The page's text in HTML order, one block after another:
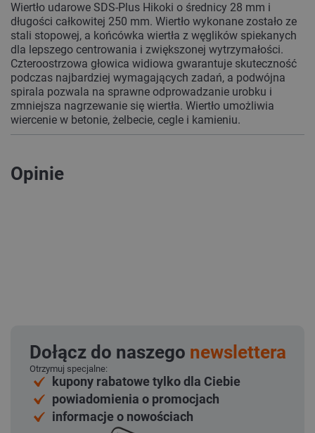
Wiertło udarowe SDS-Plus Hikoki o średnicy 28 mm i
długości całkowitej 250 mm. Wiertło wykonane zostało ze
stali stopowej, a końcówka wiertła z węglików spiekanych
dla lepszego centrowania i zwiększonej wytrzymałości.
Czteroostrzowa głowica widiowa gwarantuje skuteczność
podczas najbardziej wymagających zadań, a podwójna
spirala pozwala na sprawne odprowadzanie urobku i
zmniejsza nagrzewanie się wiertła. Wiertło umożliwia
wiercenie w betonie, żelbecie, cegle i kamieniu.
Opinie
Dołącz do naszego newslettera
Otrzymuj specjalne:
kupony rabatowe tylko dla Ciebie
powiadomienia o promocjach
informacje o nowościach